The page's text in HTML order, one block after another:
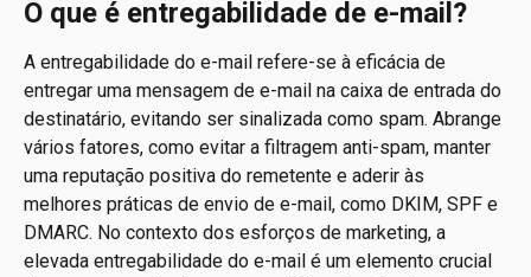
O que é entregabilidade de e-mail?
A entregabilidade do e-mail refere-se à eficácia de
entregar uma mensagem de e-mail na caixa de entrada do
destinatário, evitando ser sinalizada como spam. Abrange
vários fatores, como evitar a filtragem anti-spam, manter
uma reputação positiva do remetente e aderir às
melhores práticas de envio de e-mail, como DKIM, SPF e
DMARC. No contexto dos esforços de marketing, a
elevada entregabilidade do e-mail é um elemento crucial